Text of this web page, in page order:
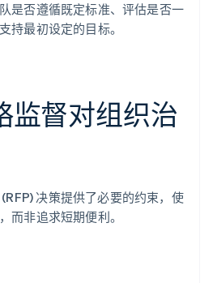
是否遵循既定标准、评估是否一
持最初设定的目标。
监督对组织治
决策提供了必要的约束，使
而非追求短期便利。